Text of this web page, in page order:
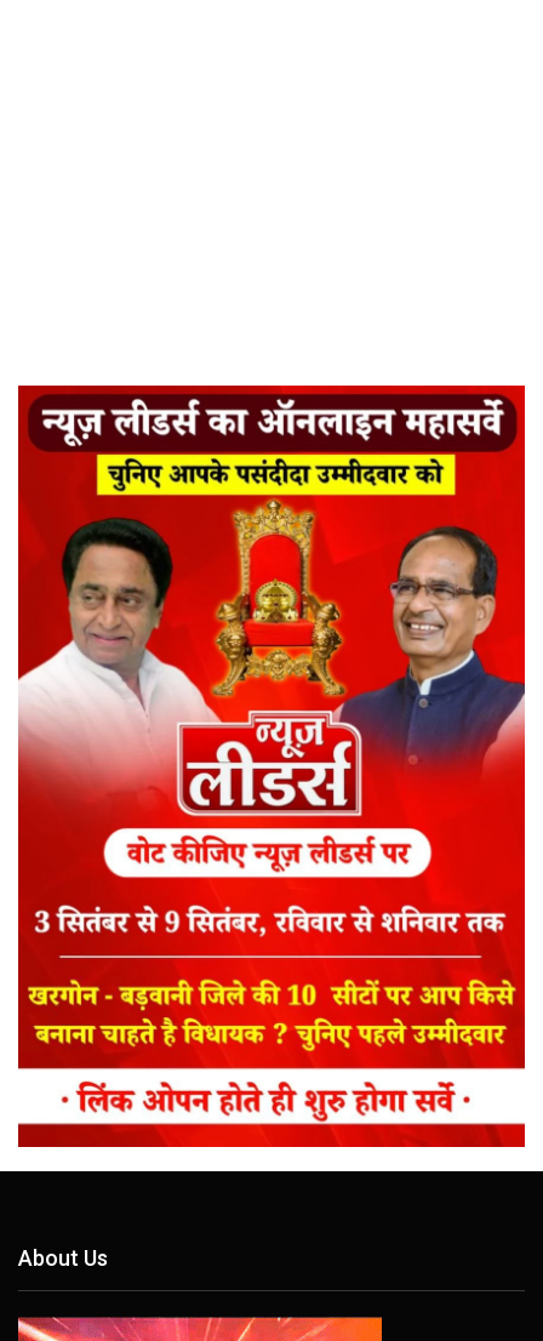
About Us